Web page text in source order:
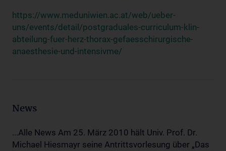
https://www.meduniwien.ac.at/web/ueber-
uns/events/detail/postgraduales-curriculum-klin-
abteilung-fuer-herz-thorax-gefaesschirurgische-
anaesthesie-und-intensivme/
News
...Alle News Am 25. März 2010 hält Univ. Prof. Dr.
Michael Hiesmayr seine Antrittsvorlesung über „Das